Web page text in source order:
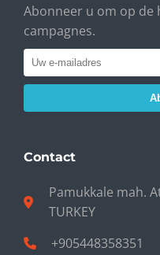
Abonneer u om op de
campagnes.
Contact
Pamukkale mah.
TURKEY
+905448358351